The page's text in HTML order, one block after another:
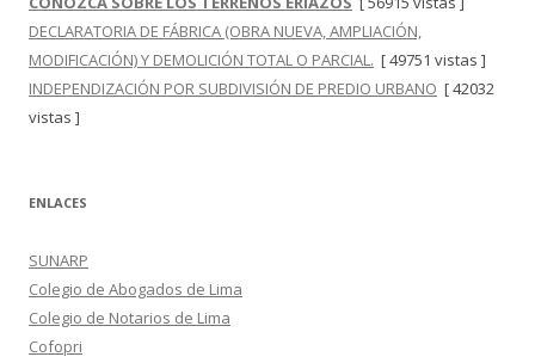
DECLARATORIA DE FÁBRICA (OBRA NUEVA, AMPLIACIÓN,
MODIFICACIÓN) Y DEMOLICIÓN TOTAL O PARCIAL. [ 49751 vistas ]
INDEPENDIZACIÓN POR SUBDIVISIÓN DE PREDIO URBANO [ 42032
vistas ]
ENLACES
SUNARP
Colegio de Abogados de Lima
Colegio de Notarios de Lima
Cofopri